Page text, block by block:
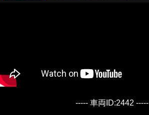
----- 車両ID:2442 -----